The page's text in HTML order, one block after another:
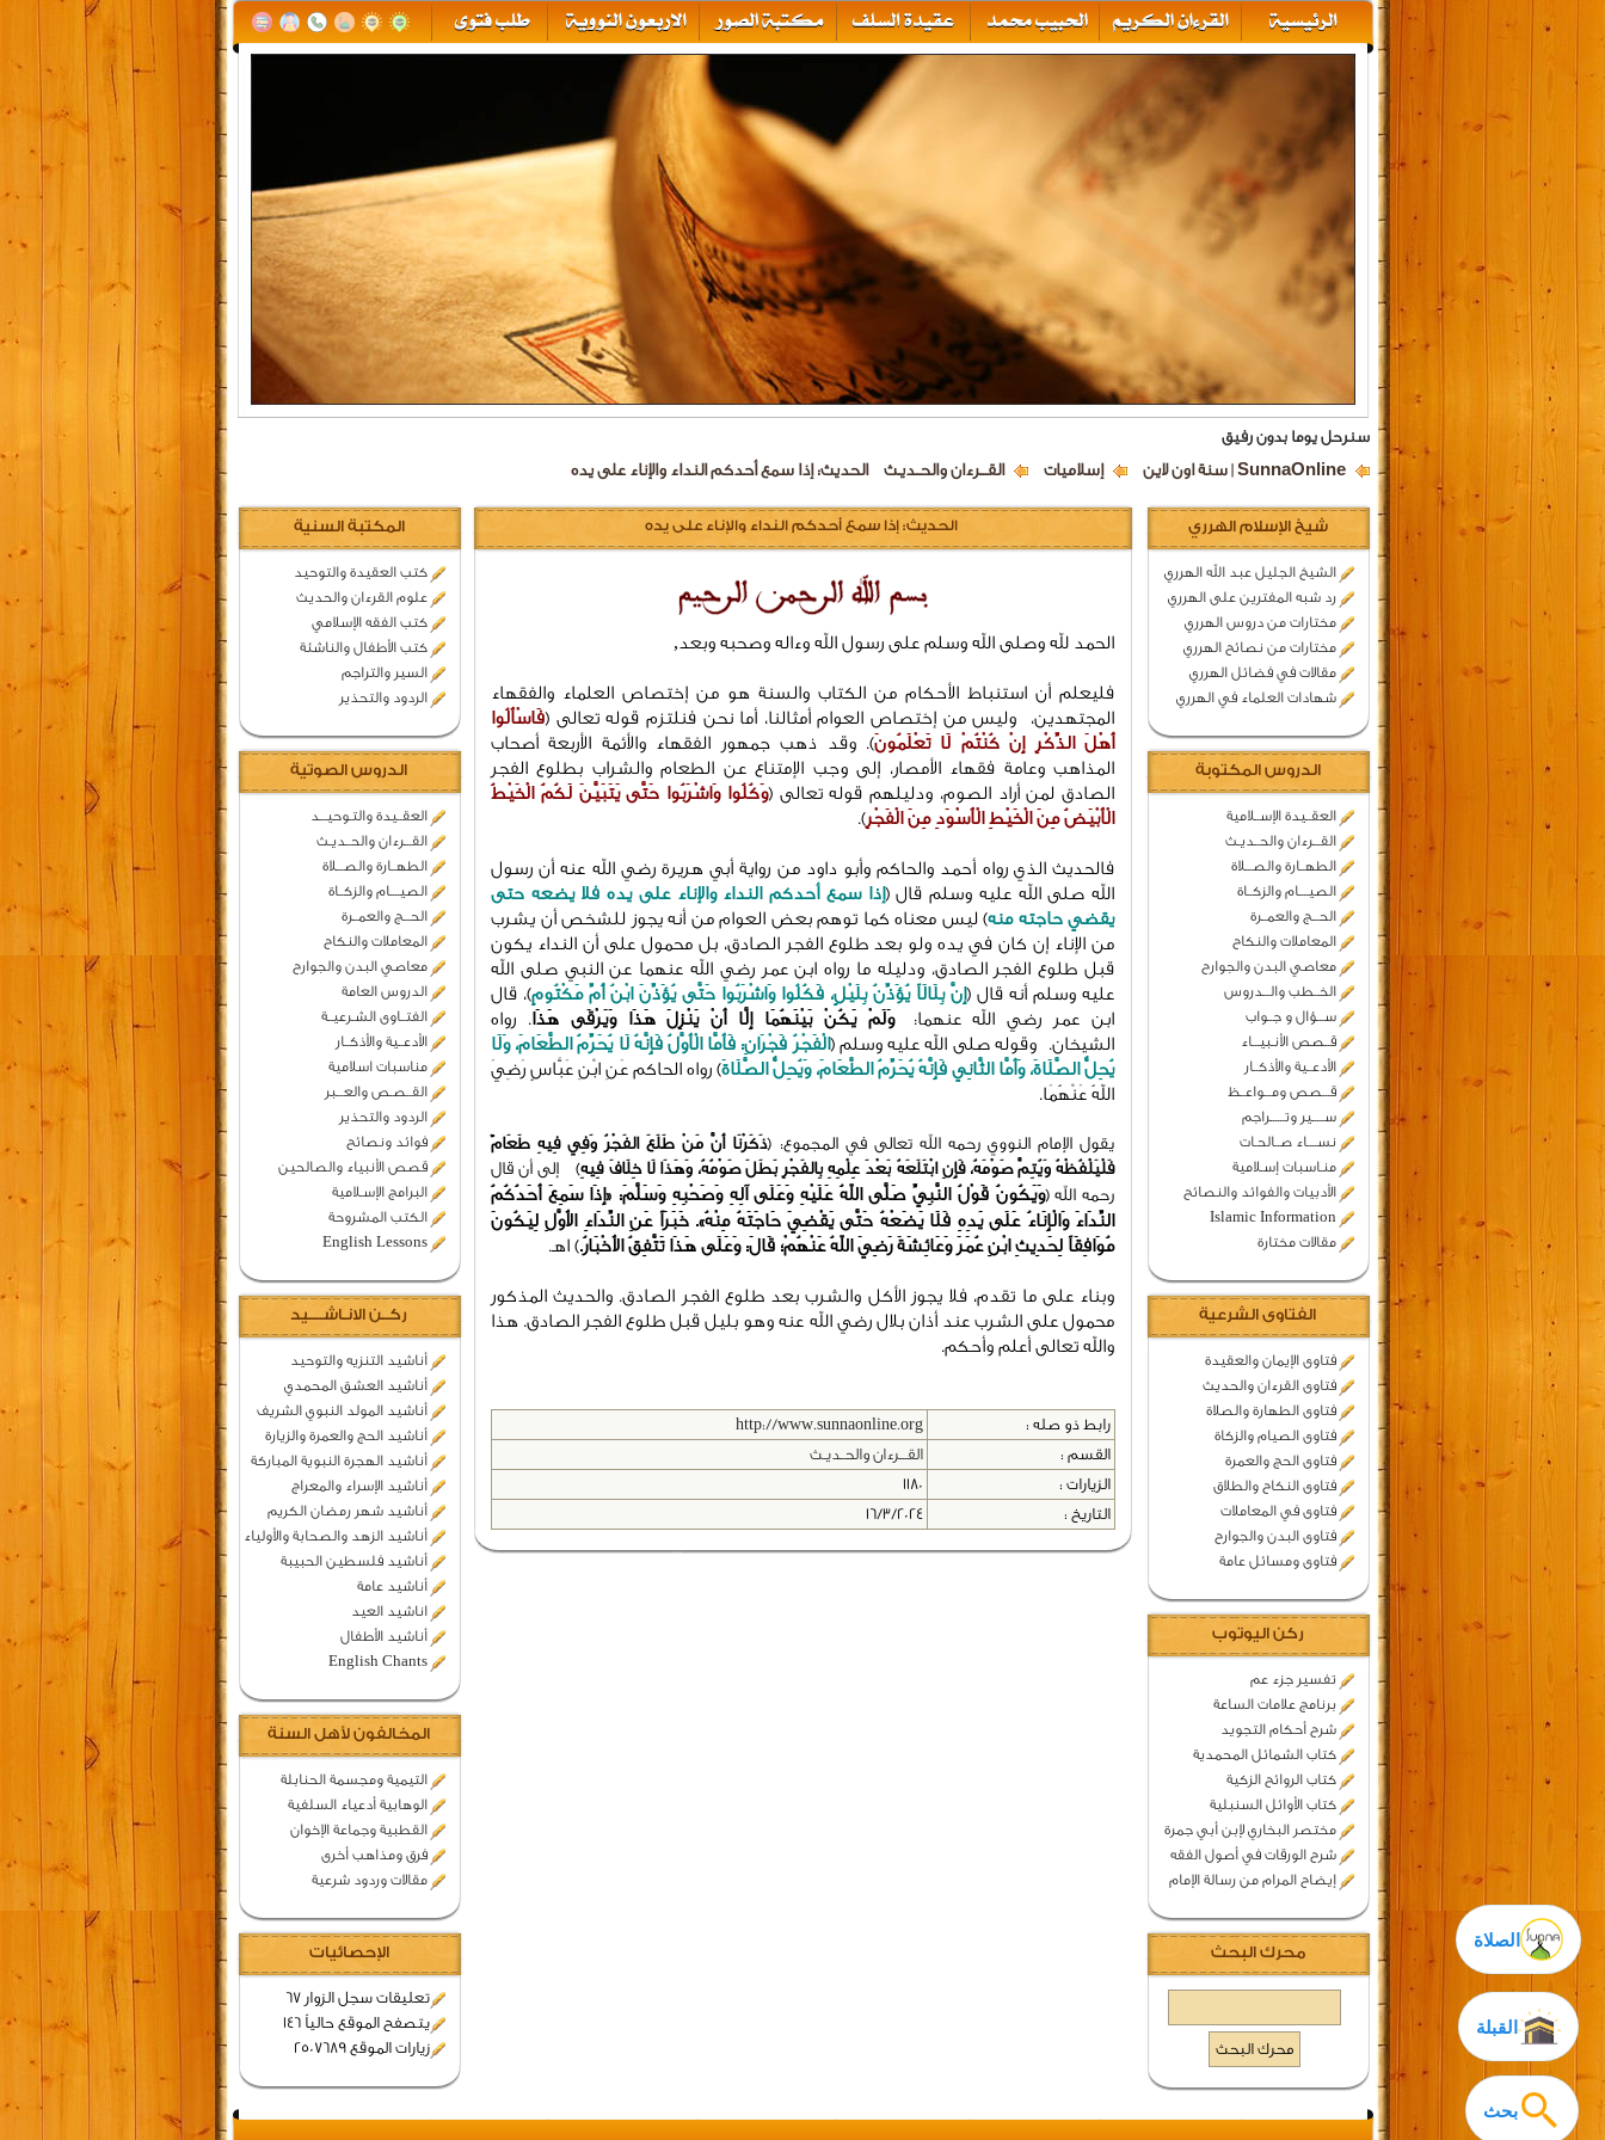
سنرحل يوما بدون رفيق
SunnaOnline | سنة اون لاين إسلاميات القـــرءان والحــديـث الحديث: إذا سمع أحدكم النداء والإناء على يده
بحث
الصلاة
شيخ الإسلام الهرري
الشيخ الجليل عبد الله الهرري
رد شبه المفترين على الهرري
مختارات من دروس الهرري
مختارات من نصائح الهرري
مقالات في فضائل الهرري
شهادات العلماء في الهرري
الدروس المكتوبة
العقــيدة الإســلامية
القـــرءان والحــديـث
الطهــارة والصـــلاة
الصيــــام والزكــاة
الحـــج والعمــرة
المعاملات والنكاح
معاصي البدن والجوارح
الخــطب والـــدروس
ســـؤال و جــواب
قــصص الأنـبيـــاء
الأدعــية والأذكــار
قـــصص ومـــواعــظ
ســـــير وتــــــراجم
نســــاء صــالحـات
منـاسبات إسـلامية
الأدبيات والفوائد والنصائح
Islamic Information
مقالات مختارة
الفتاوى الشرعية
فتاوى الإيمان والعقيدة
فتاوى القرءان والحديث
فتاوى الطهارة والصلاة
فتاوى الصيام والزكاة
فتاوى الحج والعمرة
فتاوى النكاح والطلاق
فتاوى في المعاملات
فتاوى البدن والجوارح
فتاوى ومسائل عامة
ركن اليوتوب
تفسير جزء عم
برنامج علامات الساعة
شرح أحكام التجويد
كتاب الشمائل المحمدية
كتاب الروائح الزكية
كتاب الأوائل السنبلية
مختصر البخاري لإبن أبي جمرة
شرح الورقات في أصول الفقه
إيضاح المرام من رسالة الإمام
محرك البحث
القبلة
المكتبة السنية
كتب العقيدة والتوحيد
علوم القرءان والحديث
كتب الفقه الإسلامي
كتب الأطفال والناشئة
السير والتراجم
الردود والتحذير
الدروس الصوتية
العقــيدة والتـوحيـــد
القـــرءان والحــديـث
الطهــارة والصـــلاة
الصيــــام والزكــاة
الحـــج والعمــرة
المعاملات والنكاح
معاصي البدن والجوارح
الدروس العامة
الفتــاوى الشـرعيــة
الأدعــية والأذكــار
مناسبات اسلامية
القــصـص والعـــبر
الردود والتحذير
فوائد ونصائح
قصص الأنبياء والصالحين
البرامج الإسـلامية
الكتب المشروحة
English Lessons
ركــن الانـاشــــيد
أناشيد التنزيه والتوحيد
أناشيد العشق المحمدي
أناشيد المولد النبوي الشريف
أناشيد الحج والعمرة والزيارة
أناشيد الهجرة النبوية المباركة
أناشيد الإسراء والمعراج
أناشيد شهر رمضان الكريم
أناشيد الزهد والصحابة والأولياء
أناشيد فلسطين الحبيبة
أناشيد عامة
اناشيد العيد
أناشيد الأطفال
English Chants
المخالفون لأهل السنة
التيمية ومجسمة الحنابلة
الوهابية أدعياء السلفية
القطبية وجماعة الإخوان
فرق ومذاهب أخرى
مقالات وردود شرعية
الإحصائيات
تعليقات سجل الزوار 67
يتصفح الموقع حالياً 146
زيارات الموقع 2507689
الحديث: إذا سمع أحدكم النداء والإناء على يده
الحمد لله وصلى الله وسلم على رسول الله وءاله وصحبه وبعد,
فليعلم أن استنباط الأحكام من الكتاب والسنة هو من إختصاص العلماء والفقهاء
المجتهدين، وليس من إختصاص العوام أمثالنا، أما نحن فنلتزم قوله تعالى ﴿فَاسْأَلُوا
أَهْلَ الذِّكْرِ إِنْ كُنْتُمْ لَا تَعْلَمُونَ﴾. وقد ذهب جمهور الفقهاء والأئمة الأربعة أصحاب
المذاهب وعامة فقهاء الأمصار، إلى وجب الإمتناع عن الطعام والشراب بطلوع الفجر
الصادق لمن أراد الصوم، ودليلهم قوله تعالى ﴿وَكُلُوا وَاشْرَبُوا حَتَّى يَتَبَيَّنَ لَكُمُ الْخَيْطُ
الْأَبْيَضُ مِنَ الْخَيْطِ الْأَسْوَدِ مِنَ الْفَجْرِ﴾.
فالحديث الذي رواه أحمد والحاكم وأبو داود من رواية أبي هريرة رضي الله عنه أن رسول
الله صلى الله عليه وسلم قال (إذا سمع أحدكم النداء والإناء على يده فلا يضعه حتى
يقضي حاجته منه) ليس معناه كما توهم بعض العوام من أنه يجوز للشخص أن يشرب
من الإناء إن كان في يده ولو بعد طلوع الفجر الصادق، بل محمول على أن النداء يكون
قبل طلوع الفجر الصادق، ودليله ما رواه ابن عمر رضي الله عنهما عن النبي صلى الله
عليه وسلم أنه قال (إِنَّ بِلَالَاً يُؤَذِّنُ بِلَيْلٍ، فَكُلُوا وَاشْرَبُوا حَتَّى يُؤَذِّنَ ابْنُ أُمِّ مَكْتُومٍ)، قال
ابن عمر رضي الله عنهما:وَلَمْ يَكُنْ بَيْنَهُمَا إِلَّا أَنْ يَنْزِلَ هَذَا وَيَرْقَى هَذَا. رواه
الشيخان.وقوله صلى الله عليه وسلم (الْفَجْرُ فَجْرَانِ: فَأَمَّا الْأَوَّلُ فَإِنَّهُ لَا يُحَرِّمُ الطَّعَامَ، وَلَا
يُحِلُّ الصَّلَاةَ، وَأَمَّا الثَّانِي فَإِنَّهُ يُحَرِّمُ الطَّعَامَ، وَيُحِلُّ الصَّلَاةَ) رواه الحاكم عَنِ ابْنِ عَبَّاسٍ رَضِيَ
اللهُ عَنْهُمَا.
يقول الإمام النووي رحمه الله تعالى في المجموع: (ذَكَرْنَا أَنَّ مَنْ طَلَعَ الفَجْرُ وَفِي فِيهِ طَعَامٌ
فَلْيَلْفُظْهُ وَيُتِمَّ صَوْمَهُ، فَإِنِ ابْتَلَعَهُ بَعْدَ عِلْمِهِ بِالفَجْرِ بَطَلَ صَوْمُهُ، وَهَذَا لَا خِلَافَ فِيهِ) إلى أن قال
رحمه الله (وَيَكُونُ قَوْلُ النَّبِيِّ صَلَّى اللهُ عَلَيْهِ وَعَلَى آلِهِ وَصَحْبِهِ وَسَلَّمَ: «إِذَا سَمِعَ أَحَدُكُمُ
النِّدَاءَ وَالْإِنَاءُ عَلَى يَدِهِ فَلَا يَضَعْهُ حَتَّى يَقْضِيَ حَاجَتَهُ مِنْهُ». خَبَرَاً عَنِ النِّدَاءِ الأَوَّلِ لِيَكُونَ
مُوَافِقَاً لِحَدِيثِ ابْنِ عُمَرَ وَعَائِشَةَ رَضِيَ اللهُ عَنْهُمْ؛ قَالَ: وَعَلَى هَذَا تَتَّفِقُ الأَخْبَارُ.) اهـ.
وبناء على ما تقدم، فلا يجوز الأكل والشرب بعد طلوع الفجر الصادق. والحديث المذكور
محمول على الشرب عند أذان بلال رضي الله عنه وهو بليل قبل طلوع الفجر الصادق. هذا
والله تعالى أعلم وأحكم.
رابط ذو صله :
http://www.sunnaonline.org
القسم :
القـــرءان والحــديـث
الزيارات :
1180
التاريخ :
16/3/2024